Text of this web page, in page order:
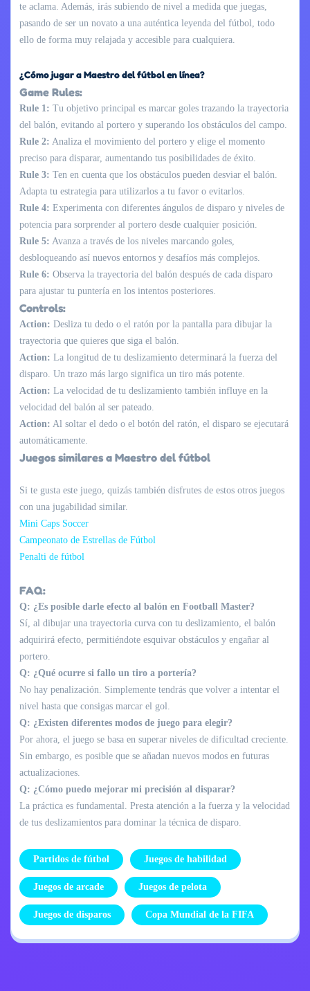
te aclama. Además, irás subiendo de nivel a medida que juegas,
pasando de ser un novato a una auténtica leyenda del fútbol, todo
ello de forma muy relajada y accesible para cualquiera.
¿Cómo jugar a Maestro del fútbol en línea?
Game Rules:
Rule 1: Tu objetivo principal es marcar goles trazando la trayectoria
del balón, evitando al portero y superando los obstáculos del campo.
Rule 2: Analiza el movimiento del portero y elige el momento
preciso para disparar, aumentando tus posibilidades de éxito.
Rule 3: Ten en cuenta que los obstáculos pueden desviar el balón.
Adapta tu estrategia para utilizarlos a tu favor o evitarlos.
Rule 4: Experimenta con diferentes ángulos de disparo y niveles de
potencia para sorprender al portero desde cualquier posición.
Rule 5: Avanza a través de los niveles marcando goles,
desbloqueando así nuevos entornos y desafíos más complejos.
Rule 6: Observa la trayectoria del balón después de cada disparo
para ajustar tu puntería en los intentos posteriores.
Controls:
Action: Desliza tu dedo o el ratón por la pantalla para dibujar la
trayectoria que quieres que siga el balón.
Action: La longitud de tu deslizamiento determinará la fuerza del
disparo. Un trazo más largo significa un tiro más potente.
Action: La velocidad de tu deslizamiento también influye en la
velocidad del balón al ser pateado.
Action: Al soltar el dedo o el botón del ratón, el disparo se ejecutará
automáticamente.
Juegos similares a Maestro del fútbol
Si te gusta este juego, quizás también disfrutes de estos otros juegos
con una jugabilidad similar.
Mini Caps Soccer
Campeonato de Estrellas de Fútbol
Penalti de fútbol
FAQ:
Q: ¿Es posible darle efecto al balón en Football Master?
Sí, al dibujar una trayectoria curva con tu deslizamiento, el balón
adquirirá efecto, permitiéndote esquivar obstáculos y engañar al
portero.
Q: ¿Qué ocurre si fallo un tiro a portería?
No hay penalización. Simplemente tendrás que volver a intentar el
nivel hasta que consigas marcar el gol.
Q: ¿Existen diferentes modos de juego para elegir?
Por ahora, el juego se basa en superar niveles de dificultad creciente.
Sin embargo, es posible que se añadan nuevos modos en futuras
actualizaciones.
Q: ¿Cómo puedo mejorar mi precisión al disparar?
La práctica es fundamental. Presta atención a la fuerza y la velocidad
de tus deslizamientos para dominar la técnica de disparo.
Partidos de fútbol Juegos de habilidad
Juegos de arcade Juegos de pelota
Juegos de disparos Copa Mundial de la FIFA